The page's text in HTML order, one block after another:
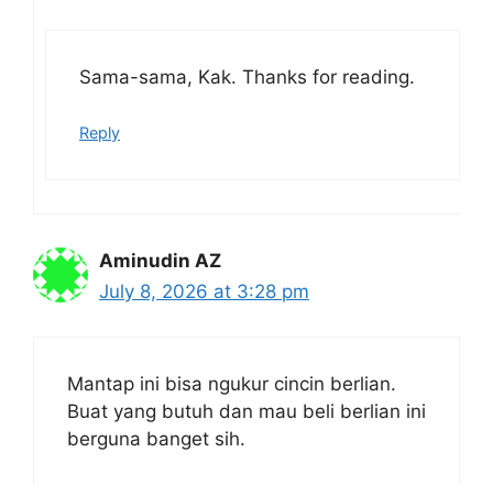
Sama-sama, Kak. Thanks for reading.
Reply
Aminudin AZ
July 8, 2026 at 3:28 pm
Mantap ini bisa ngukur cincin berlian.
Buat yang butuh dan mau beli berlian ini
berguna banget sih.